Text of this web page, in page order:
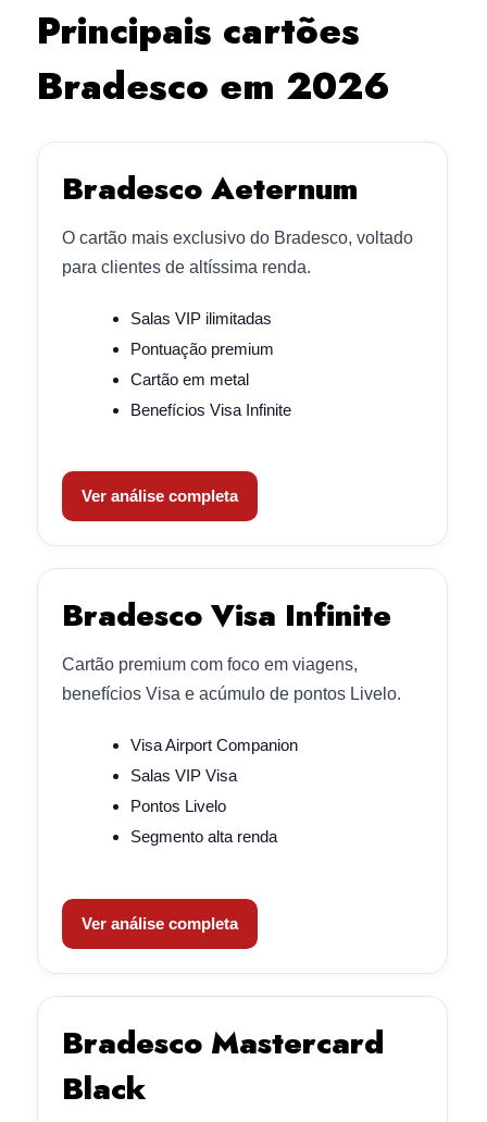
Principais cartões
Bradesco em 2026
Bradesco Aeternum
O cartão mais exclusivo do Bradesco, voltado
para clientes de altíssima renda.
Salas VIP ilimitadas
Pontuação premium
Cartão em metal
Benefícios Visa Infinite
Ver análise completa
Bradesco Visa Infinite
Cartão premium com foco em viagens,
benefícios Visa e acúmulo de pontos Livelo.
Visa Airport Companion
Salas VIP Visa
Pontos Livelo
Segmento alta renda
Ver análise completa
Bradesco Mastercard
Black